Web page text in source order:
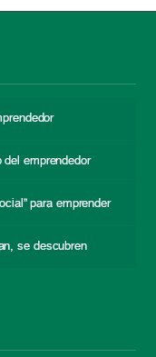
emprendedor
para emprender
se descubren